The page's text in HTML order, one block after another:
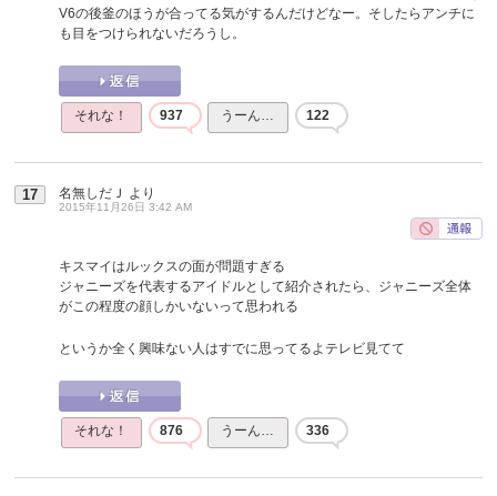
V6の後釜のほうが合ってる気がするんだけどなー。そしたらアンチに
も目をつけられないだろうし。
それな！ 937 うーん… 122
17 名無しだＪ より
2015年11月26日 3:42 AM
キスマイはルックスの面が問題すぎる
ジャニーズを代表するアイドルとして紹介されたら、ジャニーズ全体
がこの程度の顔しかいないって思われる
というか全く興味ない人はすでに思ってるよテレビ見てて
それな！ 876 うーん… 336